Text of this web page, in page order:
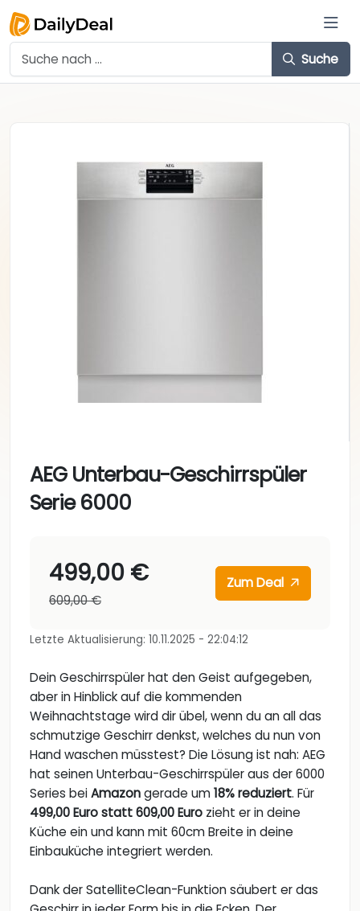
Suche
AEG Unterbau-Geschirrspüler
Serie 6000
499,00 €
609,00 €
Zum Deal
Letzte Aktualisierung: 10.11.2025 - 22:04:12
Dein Geschirrspüler hat den Geist aufgegeben,
aber in Hinblick auf die kommenden
Weihnachtstage wird dir übel, wenn du an all das
schmutzige Geschirr denkst, welches du nun von
Hand waschen müsstest? Die Lösung ist nah: AEG
hat seinen Unterbau-Geschirrspüler aus der 6000
Series beiAmazongerade um18% reduziert. Für
499,00 Euro statt 609,00 Euro zieht er in deine
Küche ein und kann mit 60cm Breite in deine
Einbauküche integriert werden.
Dank der SatelliteClean-Funktion säubert er das